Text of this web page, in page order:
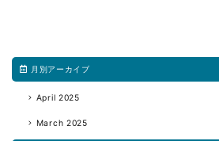
月別アーカイブ
April 2025
March 2025